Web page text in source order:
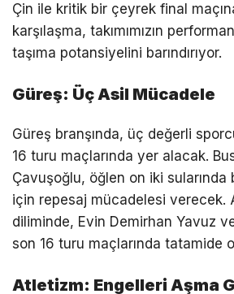
Çin ile kritik bir çeyrek final
karşılaşma, takımımızın
taşıma potansiyelini barındırıyor.
Güreş: Üç Asil Mücadele
Güreş branşında, üç değerli
16 turu maçlarında yer alacak.
Çavuşoğlu, öğlen on iki sularında
için repesaj mücadelesi verecek.
diliminde, Evin Demirhan Yavuz
son 16 turu maçlarında tatamide
Atletizm: Engelleri Aşma